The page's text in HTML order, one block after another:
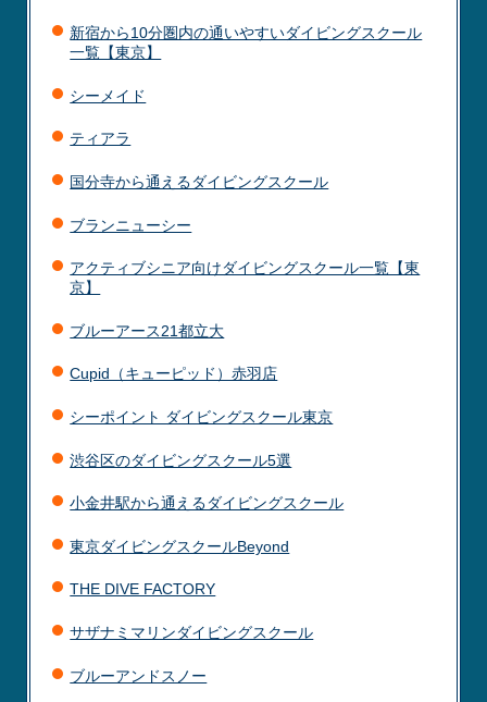
新宿から10分圏内の通いやすいダイビングスクール
一覧【東京】
シーメイド
ティアラ
国分寺から通えるダイビングスクール
ブランニューシー
アクティブシニア向けダイビングスクール一覧【東
京】
ブルーアース21都立大
Cupid（キューピッド）赤羽店
シーポイント ダイビングスクール東京
渋谷区のダイビングスクール5選
小金井駅から通えるダイビングスクール
東京ダイビングスクールBeyond
THE DIVE FACTORY
サザナミマリンダイビングスクール
ブルーアンドスノー